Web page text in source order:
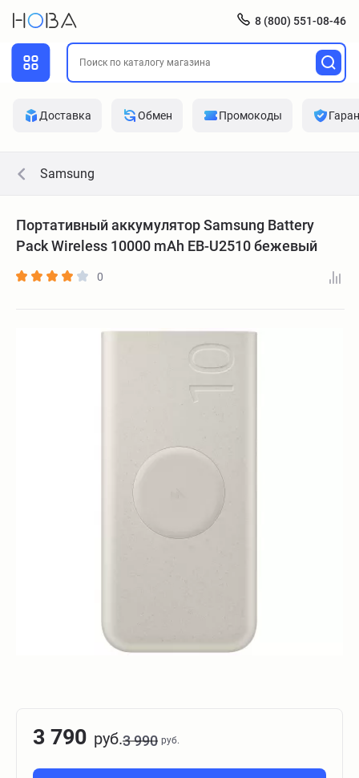
8 (800) 551-08-46
Доставка Обмен Промокоды
Samsung
Портативный аккумулятор Samsung Battery
Pack Wireless 10000 mAh EB-U2510 бежевый
0
3 790 руб.3 990 руб.